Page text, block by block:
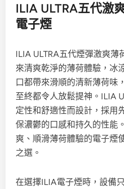
ILIA ULTRA五代激
電子煙
ILIA ULTRA五代煙彈激爽薄
來清爽乾淨的薄荷體驗，冰
口都帶來滑順的清新薄荷味
至終都令人放鬆提神。ILIA
定性和舒適性而設計，採用
保濃鬱的口感和持久的性能
爽、順滑薄荷體驗的電子煙
之選。
在選擇ILIA電子煙時，設備